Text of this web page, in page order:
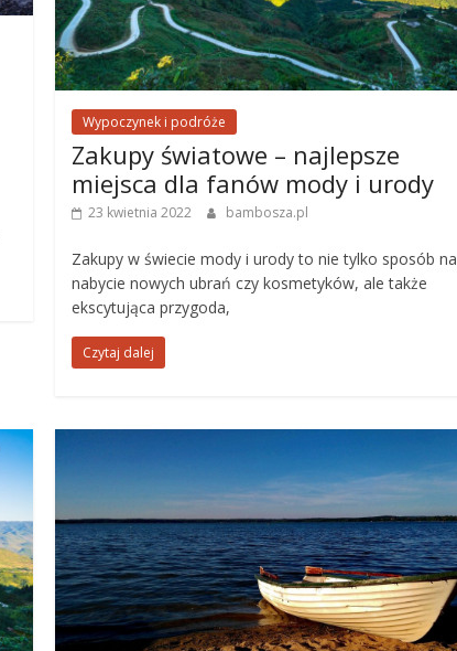
Wypoczynek i podróże
Zakupy światowe – najlepsze
miejsca dla fanów mody i urody
23 kwietnia 2022 bambosza.pl
Zakupy w świecie mody i urody to nie tylko sposób na
nabycie nowych ubrań czy kosmetyków, ale także
ekscytująca przygoda,
Czytaj dalej